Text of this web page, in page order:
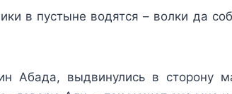
в пустыне водятся – волки да
Абада, выдвинулись в сторону